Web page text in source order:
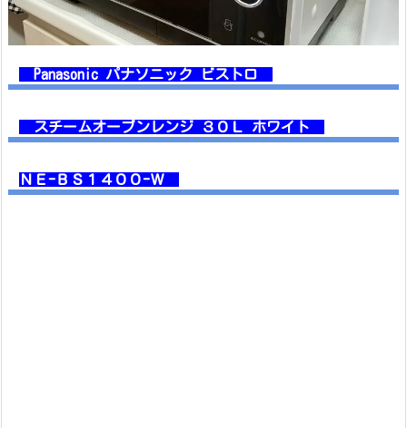
Panasonic パナソニック ビストロ
スチームオーブンレンジ ３０Ｌ ホワイト
ＮＥ-ＢＳ１４００-Ｗ